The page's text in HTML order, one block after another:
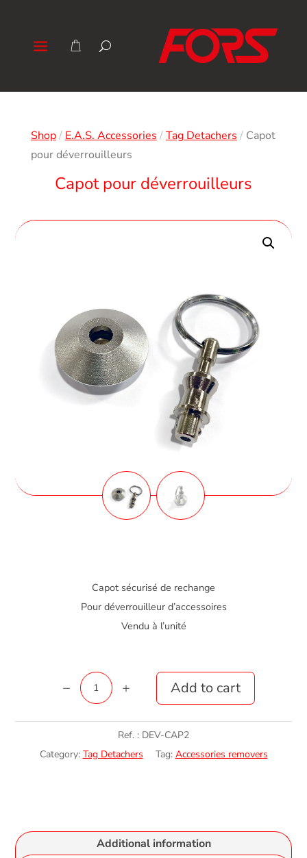
Shop/ E.A.S. Accessories /Tag Detachers / Capot
pour déverrouilleurs
Capot pour déverrouilleurs
Capot sécurisé de rechange
Pour déverrouilleur d’accessoires
Vendu à l’unité
Capot
pour
déverrouilleurs
quantity
Add to cart
Ref. : DEV-CAP2
Category: Tag Detachers Tag: Accessories removers
Additional information